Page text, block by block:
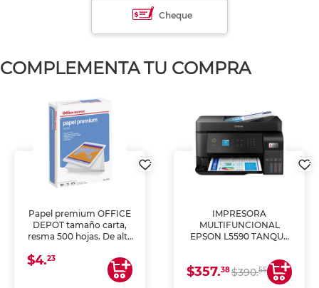
Cheque
COMPLEMENTA TU COMPRA
Papel premium OFFICE
DEPOT tamaño carta,
resma 500 hojas. De alta
uniforme, ideal para
impresoras de inyección
de tinta y láser,
$4.23
IMPRESORA
MULTIFUNCIONAL
EPSON L5590 TANQUE
COPIA Y ESCANEA)
$357.38$390.55